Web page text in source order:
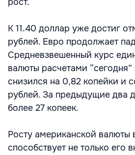
К 11.40 доллар уже достиг
рублей. Евро продолжает
Средневзвешенный курс
валюты расчетами
снизился на 0,82 копейки и
рублей. За предыдущие два
более 27 копеек.
Росту американской валюты
способствует не только его